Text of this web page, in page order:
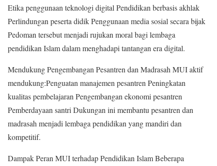
Etika penggunaan teknologi digital Pendidikan berbasis akhlak
Perlindungan peserta didik Penggunaan media sosial secara bijak
Pedoman tersebut menjadi rujukan moral bagi lembaga
pendidikan Islam dalam menghadapi tantangan era digital.
Mendukung Pengembangan Pesantren dan Madrasah MUI aktif
mendukung:Penguatan manajemen pesantren Peningkatan
kualitas pembelajaran Pengembangan ekonomi pesantren
Pemberdayaan santri Dukungan ini membantu pesantren dan
madrasah menjadi lembaga pendidikan yang mandiri dan
kompetitif.
Dampak Peran MUI terhadap Pendidikan Islam Beberapa